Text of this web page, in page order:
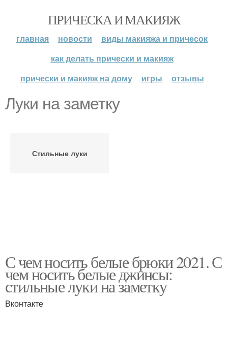
ПРИЧЕСКА И МАКИЯЖ
главная новости
виды макияжа и причесок
как делать прически и макияж
прически и макияж на дому
игры отзывы
Луки на заметку
Стильные луки
С чем носить белые брюки 2021. С
чем носить белые джинсы:
стильные луки на заметку
Вконтакте